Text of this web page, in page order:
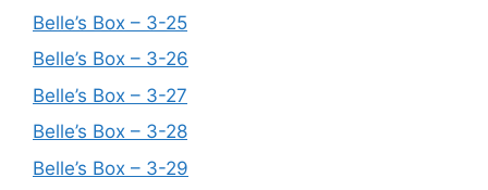
Belle’s Box – 3-25
Belle’s Box – 3-26
Belle’s Box – 3-27
Belle’s Box – 3-28
Belle’s Box – 3-29